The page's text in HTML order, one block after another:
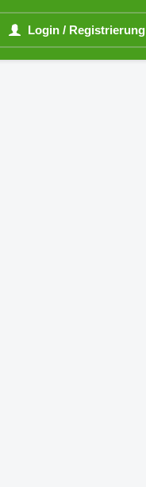
Login / Registrierung